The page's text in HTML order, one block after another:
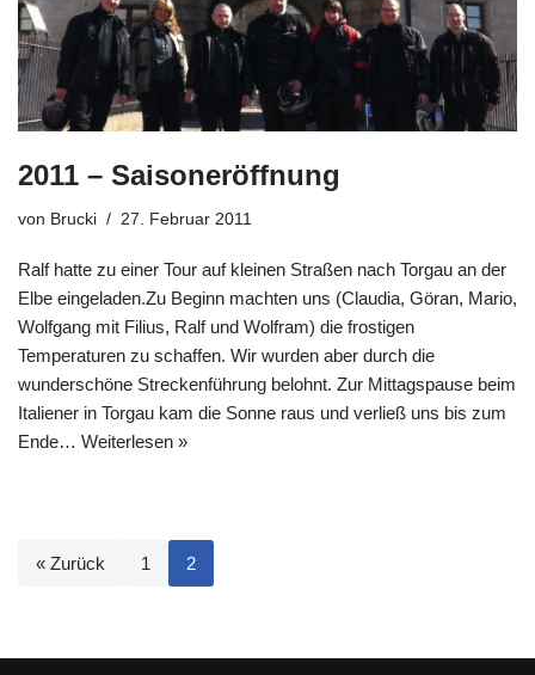
2011 – Saisoneröffnung
von Brucki 27. Februar 2011
Ralf hatte zu einer Tour auf kleinen Straßen nach Torgau an der
Elbe eingeladen.Zu Beginn machten uns (Claudia, Göran, Mario,
Wolfgang mit Filius, Ralf und Wolfram) die frostigen
Temperaturen zu schaffen. Wir wurden aber durch die
wunderschöne Streckenführung belohnt. Zur Mittagspause beim
Italiener in Torgau kam die Sonne raus und verließ uns bis zum
Ende… Weiterlesen »
« Zurück 1 2